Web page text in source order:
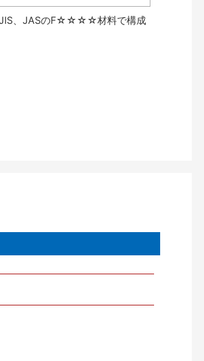
JIS、JASのF☆☆☆☆材料で構成